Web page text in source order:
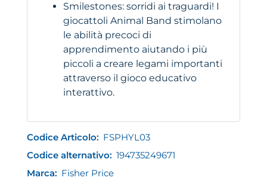
Smilestones: sorridi ai traguardi! I
giocattoli Animal Band stimolano
le abilità precoci di
apprendimento aiutando i più
piccoli a creare legami importanti
attraverso il gioco educativo
interattivo.
Codice Articolo: FSPHYL03
Codice alternativo: 194735249671
Marca: Fisher Price